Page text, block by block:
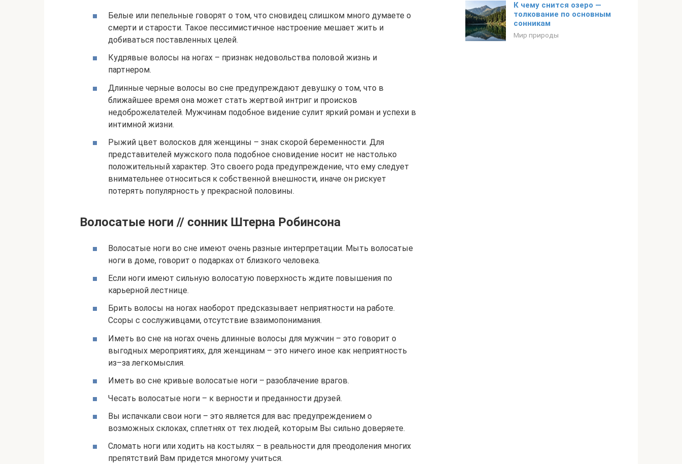
Белые или пепельные говорят о том, что сновидец слишком много думаете о
смерти и старости. Такое пессимистичное настроение мешает жить и
добиваться поставленных целей.
Кудрявые волосы на ногах – признак недовольства половой жизнь и
партнером.
Длинные черные волосы во сне предупреждают девушку о том, что в
ближайшее время она может стать жертвой интриг и происков
недоброжелателей. Мужчинам подобное видение сулит яркий роман и успехи в
интимной жизни.
Рыжий цвет волосков для женщины – знак скорой беременности. Для
представителей мужского пола подобное сновидение носит не настолько
положительный характер. Это своего рода предупреждение, что ему следует
внимательнее относиться к собственной внешности, иначе он рискует
потерять популярность у прекрасной половины.
Волосатые ноги // сонник Штерна Робинсона
Волосатые ноги во сне имеют очень разные интерпретации. Мыть волосатые
ноги в доме, говорит о подарках от близкого человека.
Если ноги имеют сильную волосатую поверхность ждите повышения по
карьерной лестнице.
Брить волосы на ногах наоборот предсказывает неприятности на работе.
Ссоры с сослуживцами, отсутствие взаимопонимания.
Иметь во сне на ногах очень длинные волосы для мужчин – это говорит о
выгодных мероприятиях, для женщинам – это ничего иное как неприятность
из–за легкомыслия.
Иметь во сне кривые волосатые ноги – разоблачение врагов.
Чесать волосатые ноги – к верности и преданности друзей.
Вы испачкали свои ноги – это является для вас предупреждением о
возможных склоках, сплетнях от тех людей, которым Вы сильно доверяете.
Сломать ноги или ходить на костылях – в реальности для преодоления многих
препятствий Вам придется многому учиться.
К чему снится озеро —
толкование по основным
сонникам
Мир природы